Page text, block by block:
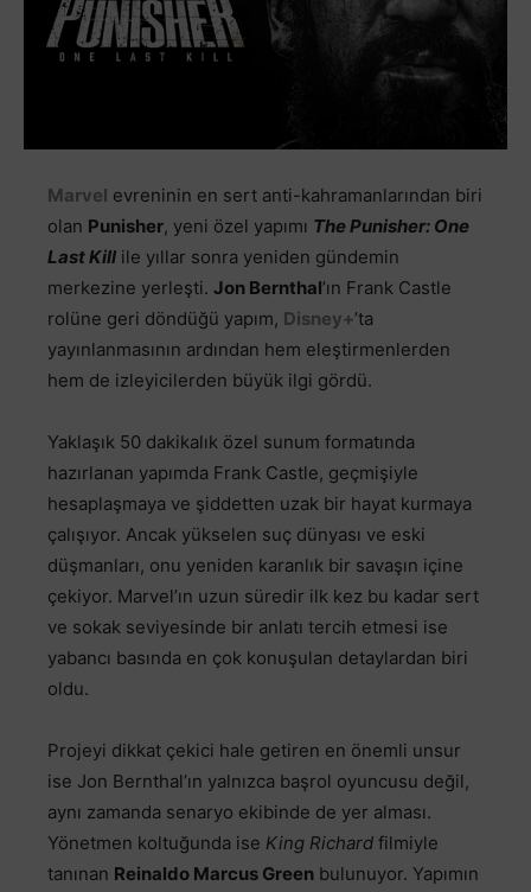
Marvel evreninin en sert anti-kahramanlarından biri
olan Punisher, yeni özel yapımı The Punisher: One
Last Kill ile yıllar sonra yeniden gündemin
merkezine yerleşti. Jon Bernthal’ın Frank Castle
rolüne geri döndüğü yapım, Disney+’ta
yayınlanmasının ardından hem eleştirmenlerden
hem de izleyicilerden büyük ilgi gördü.
Yaklaşık 50 dakikalık özel sunum formatında
hazırlanan yapımda Frank Castle, geçmişiyle
hesaplaşmaya ve şiddetten uzak bir hayat kurmaya
çalışıyor. Ancak yükselen suç dünyası ve eski
düşmanları, onu yeniden karanlık bir savaşın içine
çekiyor. Marvel’ın uzun süredir ilk kez bu kadar sert
ve sokak seviyesinde bir anlatı tercih etmesi ise
yabancı basında en çok konuşulan detaylardan biri
oldu.
Projeyi dikkat çekici hale getiren en önemli unsur
ise Jon Bernthal’ın yalnızca başrol oyuncusu değil,
aynı zamanda senaryo ekibinde de yer alması.
Yönetmen koltuğunda ise King Richard filmiyle
tanınan Reinaldo Marcus Green bulunuyor. Yapımın